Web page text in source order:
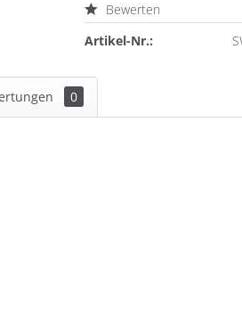
Bewerten
Artikel-Nr.:
0